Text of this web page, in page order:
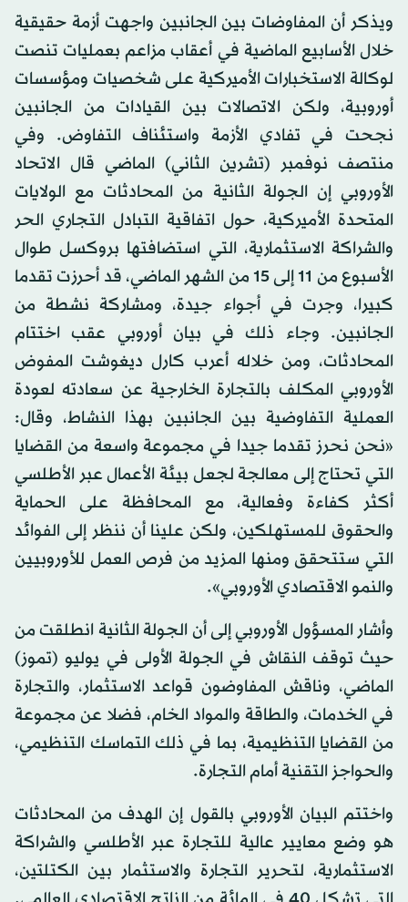
ويذكر أن المفاوضات بين الجانبين واجهت أزمة حقيقية
خلال الأسابيع الماضية في أعقاب مزاعم بعمليات تنصت
لوكالة الاستخبارات الأميركية على شخصيات ومؤسسات
أوروبية، ولكن الاتصالات بين القيادات من الجانبين
نجحت في تفادي الأزمة واستئناف التفاوض. وفي
منتصف نوفمبر (تشرين الثاني) الماضي قال الاتحاد
الأوروبي إن الجولة الثانية من المحادثات مع الولايات
المتحدة الأميركية، حول اتفاقية التبادل التجاري الحر
والشراكة الاستثمارية، التي استضافتها بروكسل طوال
الأسبوع من 11 إلى 15 من الشهر الماضي، قد أحرزت تقدما
كبيرا، وجرت في أجواء جيدة، ومشاركة نشطة من
الجانبين. وجاء ذلك في بيان أوروبي عقب اختتام
المحادثات، ومن خلاله أعرب كارل ديغوشت المفوض
الأوروبي المكلف بالتجارة الخارجية عن سعادته لعودة
العملية التفاوضية بين الجانبين بهذا النشاط، وقال:
«نحن نحرز تقدما جيدا في مجموعة واسعة من القضايا
التي تحتاج إلى معالجة لجعل بيئة الأعمال عبر الأطلسي
أكثر كفاءة وفعالية، مع المحافظة على الحماية
والحقوق للمستهلكين، ولكن علينا أن ننظر إلى الفوائد
التي ستتحقق ومنها المزيد من فرص العمل للأوروبيين
والنمو الاقتصادي الأوروبي».
وأشار المسؤول الأوروبي إلى أن الجولة الثانية انطلقت من
حيث توقف النقاش في الجولة الأولى في يوليو (تموز)
الماضي، وناقش المفاوضون قواعد الاستثمار، والتجارة
في الخدمات، والطاقة والمواد الخام، فضلا عن مجموعة
من القضايا التنظيمية، بما في ذلك التماسك التنظيمي،
والحواجز التقنية أمام التجارة.
واختتم البيان الأوروبي بالقول إن الهدف من المحادثات
هو وضع معايير عالية للتجارة عبر الأطلسي والشراكة
الاستثمارية، لتحرير التجارة والاستثمار بين الكتلتين،